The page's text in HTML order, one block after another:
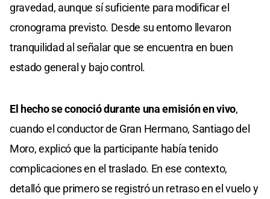
gravedad, aunque sí suficiente para modificar el
cronograma previsto. Desde su entorno llevaron
tranquilidad al señalar que se encuentra en buen
estado general y bajo control.
El hecho se conoció durante una emisión en vivo,
cuando el conductor de Gran Hermano, Santiago del
Moro, explicó que la participante había tenido
complicaciones en el traslado. En ese contexto,
detalló que primero se registró un retraso en el vuelo y